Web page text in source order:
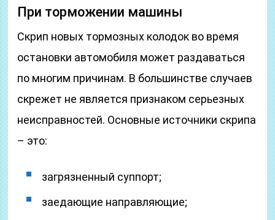
При торможении машины
Скрип новых тормозных колодок во время
остановки автомобиля может раздаваться
по многим причинам. В большинстве случаев
скрежет не является признаком серьезных
неисправностей. Основные источники скрипа
– это:
загрязненный суппорт;
заедающие направляющие;